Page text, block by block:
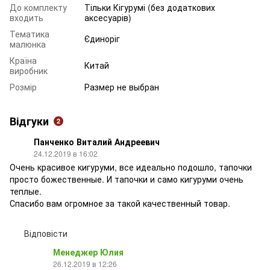
До комплекту
входить
Тільки Кігурумі (без додаткових
аксесуарів)
Тематика
малюнка
Єдиноріг
Країна
виробник
Китай
Розмір
Размер не выбран
Відгуки 2
Панченко Виталий Андреевич
24.12.2019 в 16:02
Очень красивое кигуруми, все идеально подошло, тапочки
просто божественные. И тапочки и само кигуруми очень
теплые.
Спасибо вам огромное за такой качественный товар.
Відповісти
Менеджер Юлия
26.12.2019 в 12:26